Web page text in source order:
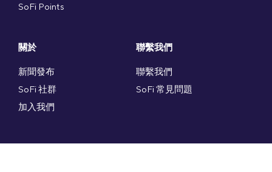
SoFi Points
關於
新聞發布
SoFi 社群
加入我們
聯繫我們
聯繫我們
SoFi 常見問題